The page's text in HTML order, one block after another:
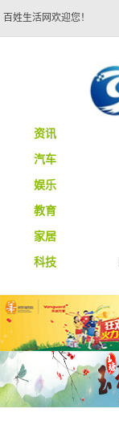
百姓生活网欢迎您！
资讯
汽车
娱乐
教育
家居
科技